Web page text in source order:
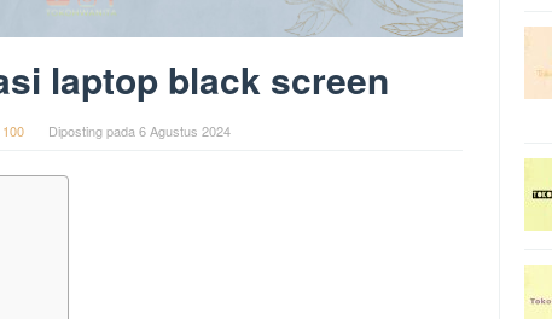
laptop black screen
Diposting pada 6 Agustus 2024